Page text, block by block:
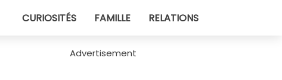
CURIOSITÉS FAMILLE RELATIONS
Advertisement